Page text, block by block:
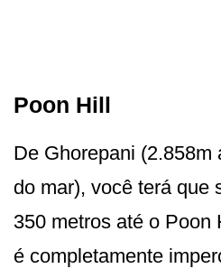
Poon Hill
De Ghorepani (2.858m
do mar), você terá que
350 metros até o Poon
é completamente